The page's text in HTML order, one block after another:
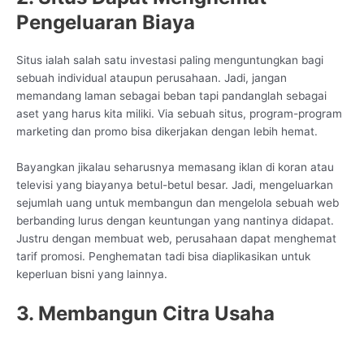
Pengeluaran Biaya
Situs ialah salah satu investasi paling menguntungkan bagi
sebuah individual ataupun perusahaan. Jadi, jangan
memandang laman sebagai beban tapi pandanglah sebagai
aset yang harus kita miliki. Via sebuah situs, program-program
marketing dan promo bisa dikerjakan dengan lebih hemat.
Bayangkan jikalau seharusnya memasang iklan di koran atau
televisi yang biayanya betul-betul besar. Jadi, mengeluarkan
sejumlah uang untuk membangun dan mengelola sebuah web
berbanding lurus dengan keuntungan yang nantinya didapat.
Justru dengan membuat web, perusahaan dapat menghemat
tarif promosi. Penghematan tadi bisa diaplikasikan untuk
keperluan bisni yang lainnya.
3. Membangun Citra Usaha